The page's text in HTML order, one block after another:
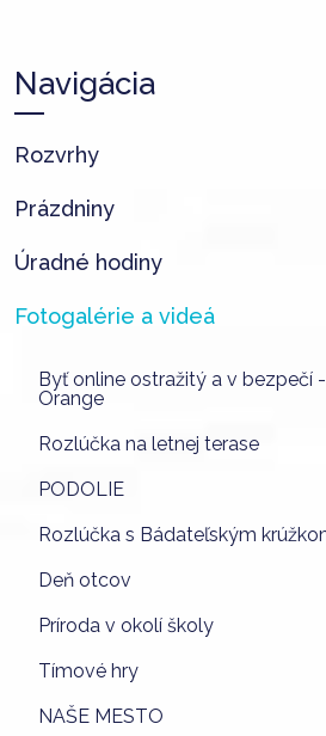
Navigácia
Rozvrhy
Prázdniny
Úradné hodiny
Fotogalérie a videá
Byť online ostražitý a v bezpečí
Orange
Rozlúčka na letnej terase
PODOLIE
Rozlúčka s Bádateľským
Deň otcov
Príroda v okolí školy
Tímové hry
NAŠE MESTO